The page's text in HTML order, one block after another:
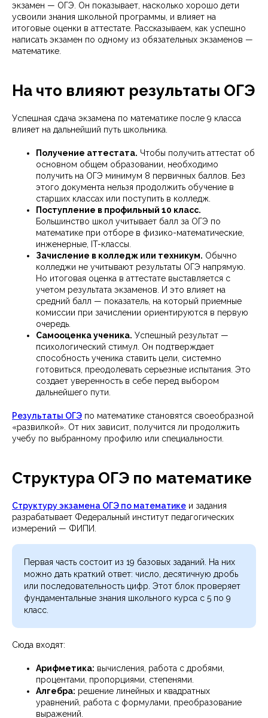
экзамен — ОГЭ. Он показывает, насколько хорошо дети
усвоили знания школьной программы, и влияет на
итоговые оценки в аттестате. Рассказываем, как успешно
написать экзамен по одному из обязательных экзаменов —
математике.
На что влияют результаты ОГЭ
Успешная сдача экзамена по математике после 9 класса
влияет на дальнейший путь школьника.
Получение аттестата. Чтобы получить аттестат об
основном общем образовании, необходимо
получить на ОГЭ минимум 8 первичных баллов. Без
этого документа нельзя продолжить обучение в
старших классах или поступить в колледж.
Поступление в профильный 10 класс.
Большинство школ учитывает балл за ОГЭ по
математике при отборе в физико-математические,
инженерные, IT-классы.
Зачисление в колледж или техникум. Обычно
колледжи не учитывают результаты ОГЭ напрямую.
Но итоговая оценка в аттестате выставляется с
учетом результата экзаменов. И это влияет на
средний балл — показатель, на который приемные
комиссии при зачислении ориентируются в первую
очередь.
Самооценка ученика. Успешный результат —
психологический стимул. Он подтверждает
способность ученика ставить цели, системно
готовиться, преодолевать серьезные испытания. Это
создает уверенность в себе перед выбором
дальнейшего пути.
Результаты ОГЭ по математике становятся своеобразной
«развилкой». От них зависит, получится ли продолжить
учебу по выбранному профилю или специальности.
Структура ОГЭ по математике
Структуру экзамена ОГЭ по математике и задания
разрабатывает Федеральный институт педагогических
измерений — ФИПИ.
Первая часть состоит из 19 базовых заданий. На них
можно дать краткий ответ: число, десятичную дробь
или последовательность цифр. Этот блок проверяет
фундаментальные знания школьного курса с 5 по 9
класс.
Сюда входят:
Арифметика: вычисления, работа с дробями,
процентами, пропорциями, степенями.
Алгебра: решение линейных и квадратных
уравнений, работа с формулами, преобразование
выражений.